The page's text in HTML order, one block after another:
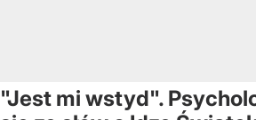
"Jest mi wstyd".